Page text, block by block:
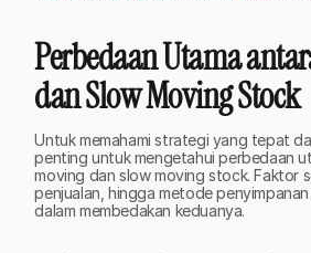
Perbedaan Utama
dan Slow Moving Stock
Untuk memahami strategi yang tepat
penting untuk mengetahui perbedaan
moving dan slow moving stock. Faktor
penjualan, hingga metode penyimpanan
dalam membedakan keduanya.